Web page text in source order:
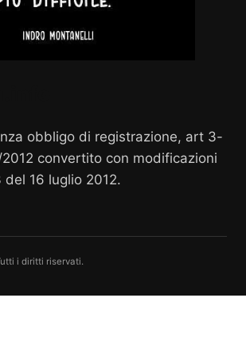
obbligo di registrazione, art 3-
convertito con modificazioni
del 16 luglio 2012.
i diritti riservati.